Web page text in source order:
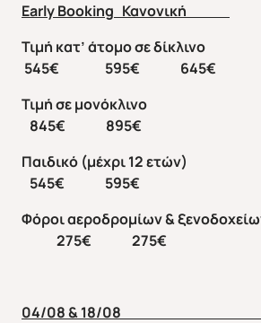
Early Booking Κανονική
Τιμή κατ’ άτομο σε
545€ 595€ 645€
Τιμή σε
845€ 895€
Παιδικό (μέχρι 12
545€ 595€
Φόροι αεροδρομίων &
275€ 275€
04/08 & 18/08